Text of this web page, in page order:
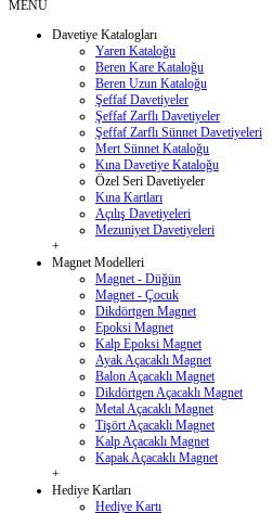
MENU
Davetiye Katalogları
Yaren Kataloğu
Beren Kare Kataloğu
Beren Uzun Kataloğu
Şeffaf Davetiyeler
Şeffaf Zarflı Davetiyeler
Şeffaf Zarflı Sünnet Davetiyeleri
Mert Sünnet Kataloğu
Kına Davetiye Kataloğu
Özel Seri Davetiyeler
Kına Kartları
Açılış Davetiyeleri
Mezuniyet Davetiyeleri
+
Magnet Modelleri
Magnet - Düğün
Magnet - Çocuk
Dikdörtgen Magnet
Epoksi Magnet
Kalp Epoksi Magnet
Ayak Açacaklı Magnet
Balon Açacaklı Magnet
Dikdörtgen Açacaklı Magnet
Metal Açacaklı Magnet
Tişört Açacaklı Magnet
Kalp Açacaklı Magnet
Kapak Açacaklı Magnet
+
Hediye Kartları
Hediye Kartı